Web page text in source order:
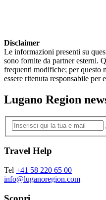
Disclaimer
Le informazioni presenti su
sono fornite da partner esterni.
frequenti modifiche; per questo
essere ritenuta responsabile per
Lugano Region
Travel Help
Tel +41 58 220 65 00
info@luganoregion.com